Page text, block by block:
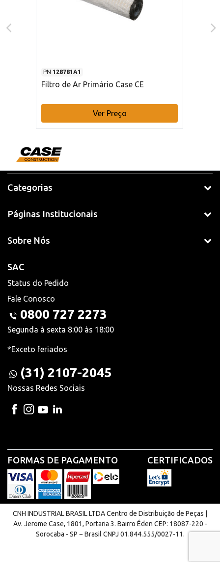
PN 128781A1
Filtro de Ar Primário Case CE
Ver Preço
Categorias
Páginas Institucionais
Sobre Nós
SAC
Status do Pedido
Fale Conosco
0800 727 2273
Segunda à sexta 8:00 às 18:00
*Exceto feriados
(31) 2107-2045
Nossas Redes Sociais
FORMAS DE PAGAMENTO CERTIFICADOS
CNH INDUSTRIAL BRASIL LTDA Centro de Distribuição de Peças |
Av. Jerome Case, 1801, Portaria 3. Bairro Éden CEP: 18087-220 -
Sorocaba - SP − Brasil CNPJ 01.844.555/0027-11.